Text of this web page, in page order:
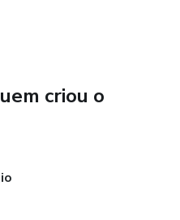
FEITO PRA
conseguir seu primeiro
tá junto nessa!
criou o